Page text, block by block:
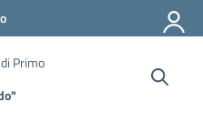
Primo